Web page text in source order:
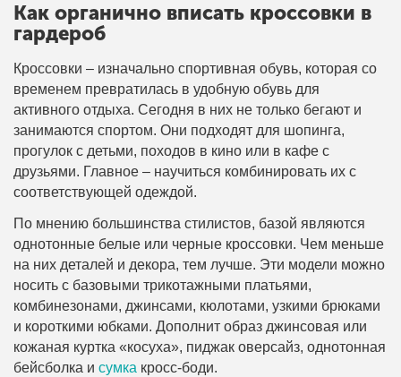
Как органично вписать кроссовки в
гардероб
Кроссовки – изначально спортивная обувь, которая со
временем превратилась в удобную обувь для
активного отдыха. Сегодня в них не только бегают и
занимаются спортом. Они подходят для шопинга,
прогулок с детьми, походов в кино или в кафе с
друзьями. Главное – научиться комбинировать их с
соответствующей одеждой.
По мнению большинства стилистов, базой являются
однотонные белые или черные кроссовки. Чем меньше
на них деталей и декора, тем лучше. Эти модели можно
носить с базовыми трикотажными платьями,
комбинезонами, джинсами, кюлотами, узкими брюками
и короткими юбками. Дополнит образ джинсовая или
кожаная куртка «косуха», пиджак оверсайз, однотонная
бейсболка исумка кросс-боди.